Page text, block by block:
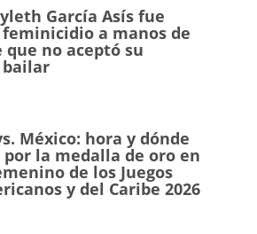
García Asís fue
a manos de
no aceptó su
bailar
México: hora y dónde
la medalla de oro en
de los Juegos
y del Caribe 2026